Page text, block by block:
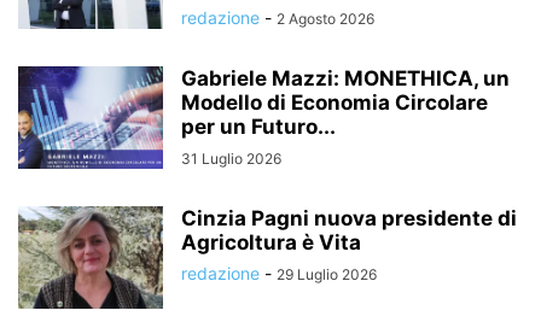
redazione - 2 Agosto 2026
Gabriele Mazzi: MONETHICA, un
Modello di Economia Circolare
per un Futuro...
31 Luglio 2026
Cinzia Pagni nuova presidente di
Agricoltura è Vita
redazione - 29 Luglio 2026